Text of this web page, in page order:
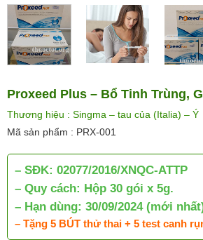
Proxeed Plus – Bổ Tinh Trùng,
Thương hiệu : Singma – tau của (Italia) – Ý
Mã sản phẩm : PRX-001
– SĐK: 02077/2016/XNQC-ATTP
– Quy cách: Hộp 30 gói x 5g.
– Hạn dùng: 30/09/2024 (mới
– Tặng 5 BÚT thử thai + 5 test canh